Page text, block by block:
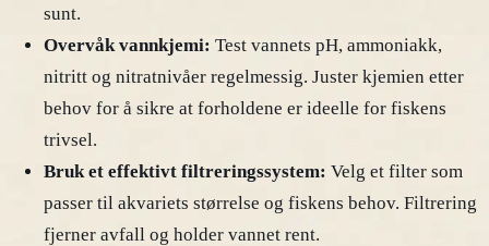
sunt.
Overvåk vannkjemi: Test vannets pH, ammoniakk,
nitritt og nitratnivåer regelmessig. Juster kjemien etter
behov for å sikre at forholdene er ideelle for fiskens
trivsel.
Bruk et effektivt filtreringssystem: Velg et filter som
passer til akvariets størrelse og fiskens behov. Filtrering
fjerner avfall og holder vannet rent.